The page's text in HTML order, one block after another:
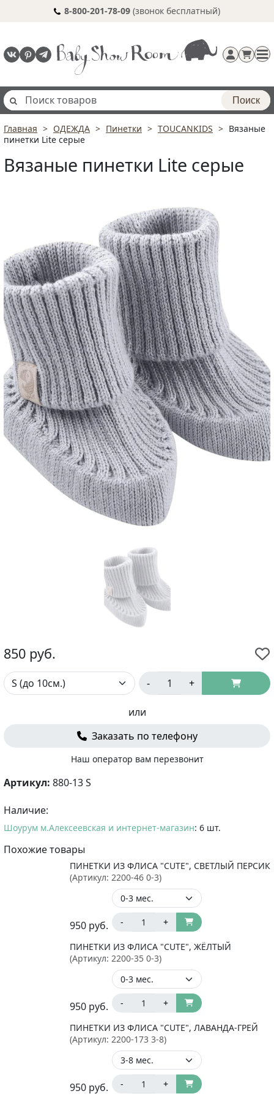
8-800-201-78-09 (звонок бесплатный)
Поиск
Главная ОДЕЖДА Пинетки TOUCANKIDS
Вязаные
пинетки Lite серые
Вязаные пинетки Lite серые
850 руб.
- +
или
Заказать по телефону
Наш оператор вам перезвонит
Артикул: 880-13 S
Наличие:
Шоурум м.Алексеевская и интернет-магазин: 6 шт.
Похожие товары
ПИНЕТКИ ИЗ ФЛИСА "CUTE", СВЕТЛЫЙ ПЕРСИК
(Артикул: 2200-46 0-3)
950 руб. - +
ПИНЕТКИ ИЗ ФЛИСА "CUTE", ЖЁЛТЫЙ
(Артикул: 2200-35 0-3)
950 руб. - +
ПИНЕТКИ ИЗ ФЛИСА "CUTE", ЛАВАНДА-ГРЕЙ
(Артикул: 2200-173 3-8)
950 руб. - +